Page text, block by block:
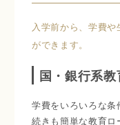
入学前から、学費
ができます。
国・銀行系
学費をいろいろな
続きも簡単な教育